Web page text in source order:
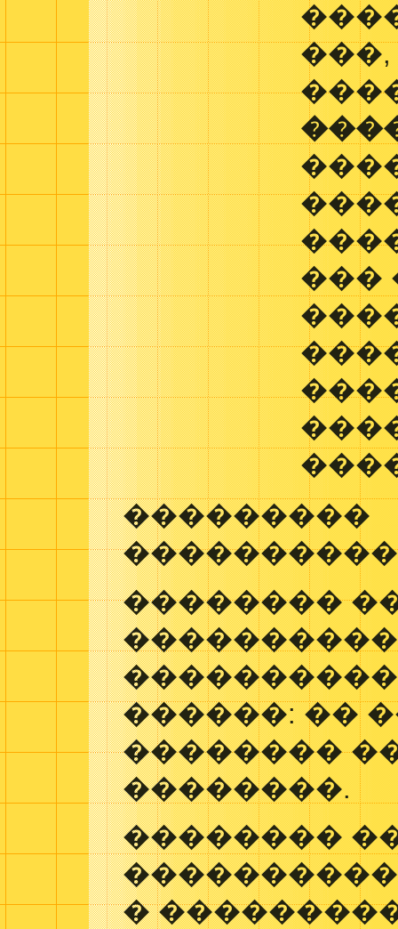
���
���������
��������
����������
������: ��
��������
��������.
��������
�